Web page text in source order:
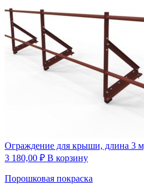
Ограждение для крыши, длина 3
3 180,00 ₽ В корзину
Порошковая покраска